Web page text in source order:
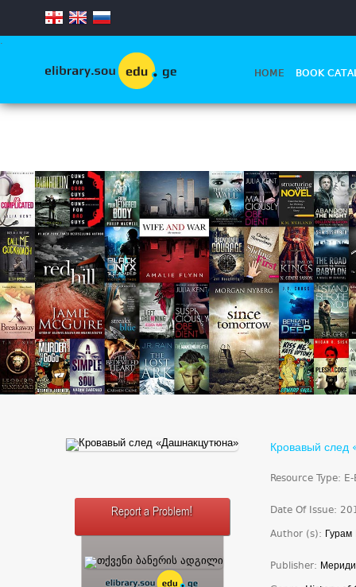
.
HOME BOOK
Report a Problem!
Кровавый след
Resource Type:
Date Of Issue:
Author (s):
Publisher: